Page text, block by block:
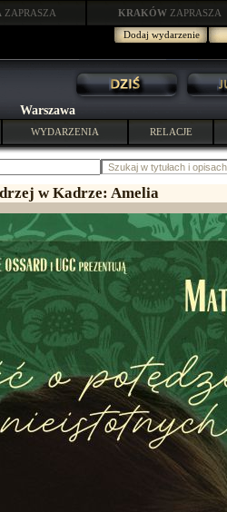
ZAPRASZA KRAKÓW ZAPRASZA
Dodaj wydarzenie
Warszawa
WYDARZENIA RELACJE
w Kadrze: Amelia